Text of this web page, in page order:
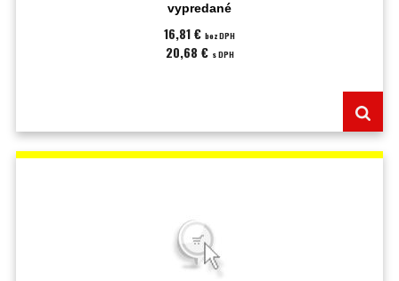
vypredané
16,81 € bez DPH
20,68 € s DPH